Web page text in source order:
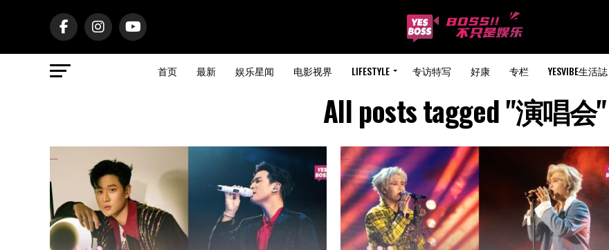
首页 最新 娱乐星闻 电影视界 LIFESTYLE 专访特写 好康 专栏 YESVIBE生活誌
All posts tagged "演唱会"